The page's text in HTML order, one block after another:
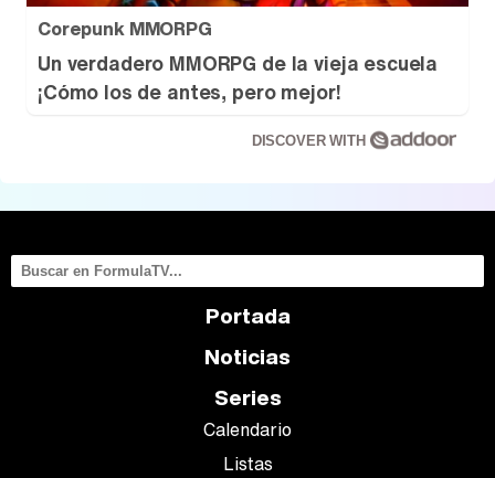
Corepunk MMORPG
Un verdadero MMORPG de la vieja escuela
¡Cómo los de antes, pero mejor!
DISCOVER WITH
Portada
Noticias
Series
Calendario
Listas